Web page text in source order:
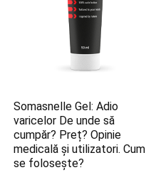
Somasnelle Gel: Adio
varicelor De unde să
cumpăr? Preț? Opinie
medicală și utilizatori. Cum
se folosește?